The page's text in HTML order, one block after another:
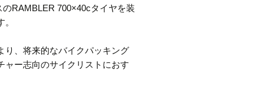
RAMBLER 700×40cタイヤを装
り、将来的なバイクパッキング
ャー志向のサイクリストにおす